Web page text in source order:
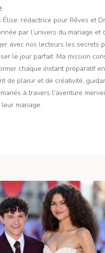
Élise, rédactrice pour Rêves et
par l’univers du mariage et
avec nos lecteurs les secrets
le jour parfait. Ma mission
chaque instant préparatif
de plaisir et de créativité,
à travers l'aventure
mariage.